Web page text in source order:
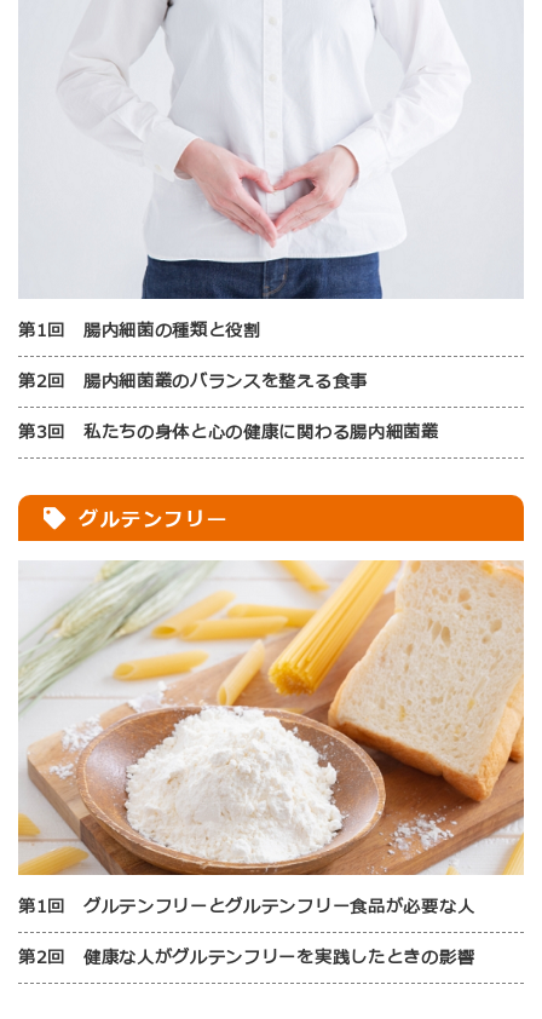
第1回 腸内細菌の種類と役割
第2回 腸内細菌叢のバランスを整える食事
第3回 私たちの身体と心の健康に関わる腸内細菌叢
グルテンフリー
第1回 グルテンフリーとグルテンフリー食品が必要な人
第2回 健康な人がグルテンフリーを実践したときの影響